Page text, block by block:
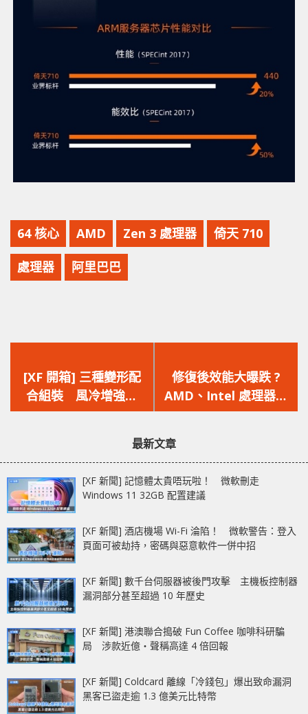
64 核心 AMD Zen 3 處理器 倚天 710
處理器 阿里巴巴
一
篇
文
[XF 開箱] 三種變形配
合組裝 風冷增強模
式‧水冷模式‧Gen4
一
篇
文
修復後效能大曝跌 ?
AMD、Intel 處理器被
發現存在安全漏洞，修
最新文章
[XF 新聞] 記憶體太貴唔玩啦！ 微軟刪走
Windows 11 32GB 配置建議
[XF 新聞] 酒店機場 Wi-Fi 淪陷！ 微軟警告：登入
頁面可被劫持，密碼與惡意軟件一併中招
[XF 新聞] 數千台伺服器被後門攻擊 主機板控制器
漏洞部分甚至超過 10 年歷史
[XF 新聞] 港澳聯合搗破 Fun Coffee 咖啡科研騙
局 涉款近億‧聲稱高達 4 倍回報
[XF 新聞] Coldcard 離線「冷錢包」爆出致命漏洞
黑客已盜走逾 1.3 億美元比特幣